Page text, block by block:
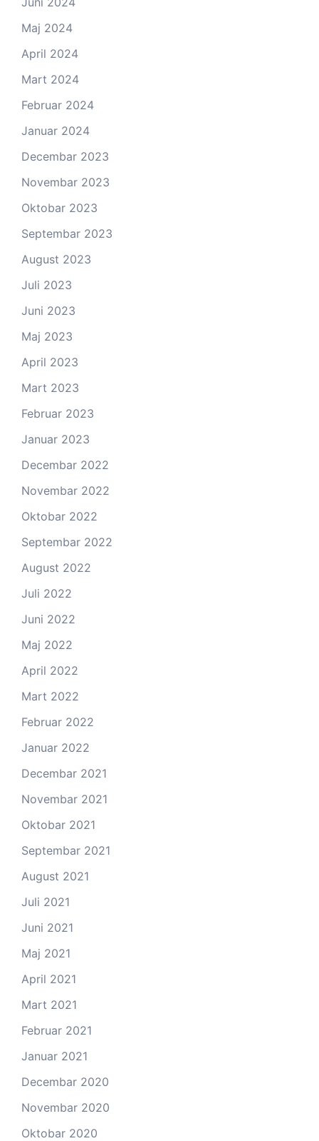
Maj 2024
April 2024
Mart 2024
Februar 2024
Januar 2024
Decembar 2023
Novembar 2023
Oktobar 2023
Septembar 2023
August 2023
Juli 2023
Juni 2023
Maj 2023
April 2023
Mart 2023
Februar 2023
Januar 2023
Decembar 2022
Novembar 2022
Oktobar 2022
Septembar 2022
August 2022
Juli 2022
Juni 2022
Maj 2022
April 2022
Mart 2022
Februar 2022
Januar 2022
Decembar 2021
Novembar 2021
Oktobar 2021
Septembar 2021
August 2021
Juli 2021
Juni 2021
Maj 2021
April 2021
Mart 2021
Februar 2021
Januar 2021
Decembar 2020
Novembar 2020
Oktobar 2020